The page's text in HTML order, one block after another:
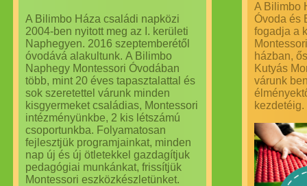
A Bilimbo Háza családi napközi
2004-ben nyitott meg az I. kerületi
Naphegyen. 2016 szeptemberétől
óvodává alakultunk. A Bilimbo
Naphegy Montessori Óvodában
több, mint 20 éves tapasztalattal és
sok szeretettel várunk minden
kisgyermeket családias, Montessori
intézményünkbe, 2 kis létszámú
csoportunkba. Folyamatosan
fejlesztjük programjainkat, minden
nap új és új ötletekkel gazdagítjuk
pedagógiai munkánkat, frissítjük
Montessori eszközkészletünket.
A Bilimbo
Óvoda és
fogadja a
házban,
Kutyás
várunk
kezdetéig.